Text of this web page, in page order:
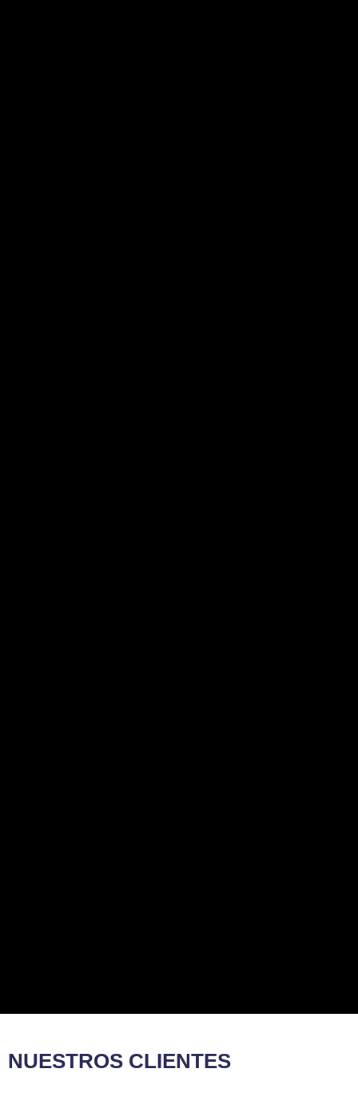
NUESTROS CLIENTES​